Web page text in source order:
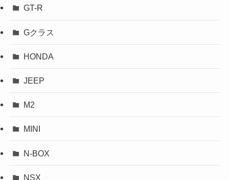
GT-R
Gクラス
HONDA
JEEP
M2
MINI
N-BOX
NSX